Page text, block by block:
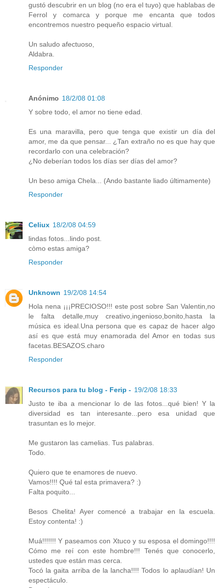
gustó descubrir en un blog (no era el tuyo) que hablabas de
Ferrol y comarca y porque me encanta que todos
encontremos nuestro pequeño espacio virtual.
Un saludo afectuoso,
Aldabra.
Responder
Anónimo 18/2/08 01:08
Y sobre todo, el amor no tiene edad.
Es una maravilla, pero que tenga que existir un día del
amor, me da que pensar... ¿Tan extraño no es que hay que
recordarlo con una celebración?
¿No deberían todos los días ser días del amor?
Un beso amiga Chela... (Ando bastante liado últimamente)
Responder
Celiux 18/2/08 04:59
lindas fotos...lindo post.
còmo estas amiga?
Responder
Unknown 19/2/08 14:54
Hola nena ¡¡¡PRECIOSO!!! este post sobre San Valentin,no
le falta detalle,muy creativo,ingenioso,bonito,hasta la
música es ideal.Una persona que es capaz de hacer algo
así es que está muy enamorada del Amor en todas sus
facetas.BESAZOS.charo
Responder
Recursos para tu blog - Ferip - 19/2/08 18:33
Justo te iba a mencionar lo de las fotos...qué bien! Y la
diversidad es tan interesante...pero esa unidad que
trasuntan es lo mejor.
Me gustaron las camelias. Tus palabras.
Todo.
Quiero que te enamores de nuevo.
Vamos!!!! Qué tal esta primavera? :)
Falta poquito...
Besos Chelita! Ayer comencé a trabajar en la escuela.
Estoy contenta! :)
Muá!!!!!!! Y paseamos con Xtuco y su esposa el domingo!!!!
Cómo me reí con este hombre!!! Tenés que conocerlo,
ustedes que están mas cerca.
Tocó la gaita arriba de la lancha!!!! Todos lo aplaudían! Un
espectáculo.